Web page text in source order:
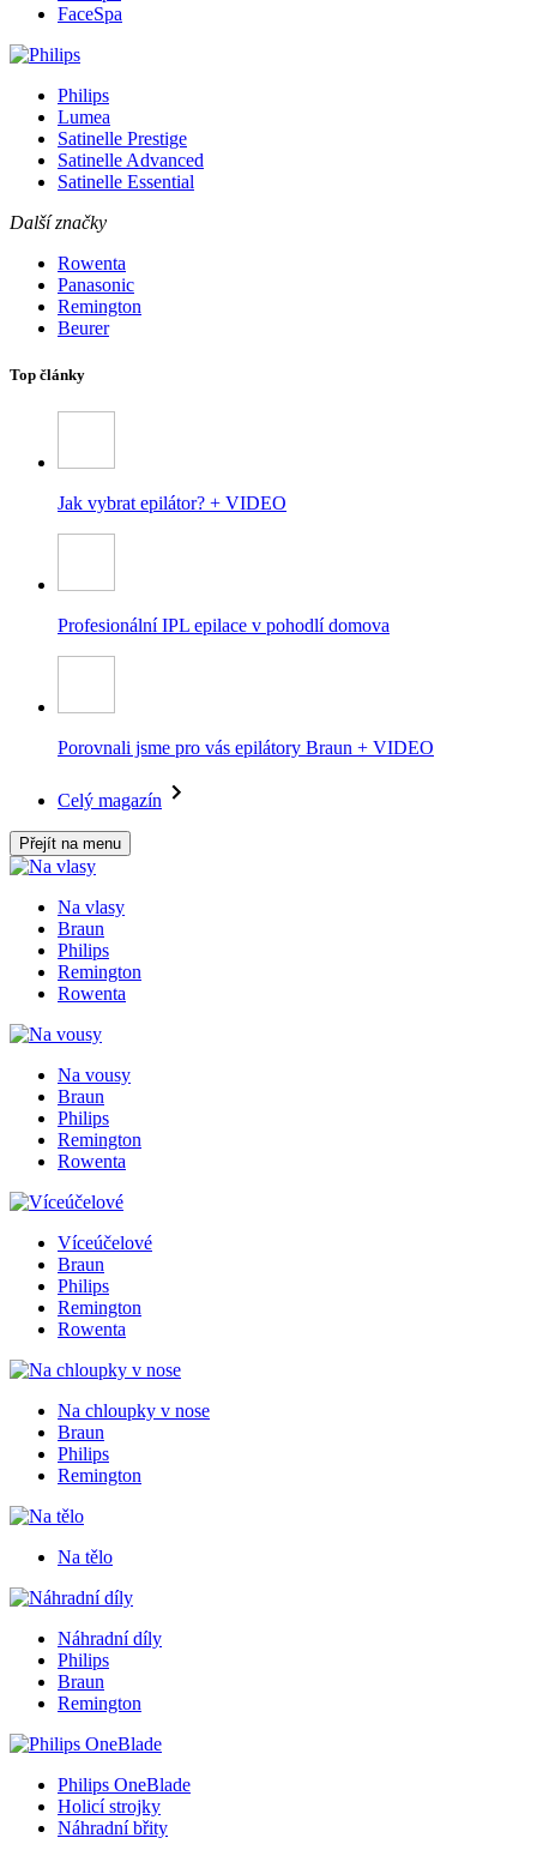
FaceSpa
Philips
Lumea
Satinelle Prestige
Satinelle Advanced
Satinelle Essential
Další značky
Rowenta
Panasonic
Remington
Beurer
Top články
Jak vybrat epilátor? + VIDEO
Profesionální IPL epilace v pohodlí domova
Porovnali jsme pro vás epilátory Braun + VIDEO
Celý magazín
Přejít na menu
Na vlasy
Braun
Philips
Remington
Rowenta
Na vousy
Braun
Philips
Remington
Rowenta
Víceúčelové
Braun
Philips
Remington
Rowenta
Na chloupky v nose
Braun
Philips
Remington
Na tělo
Náhradní díly
Philips
Braun
Remington
Philips OneBlade
Holicí strojky
Náhradní břity